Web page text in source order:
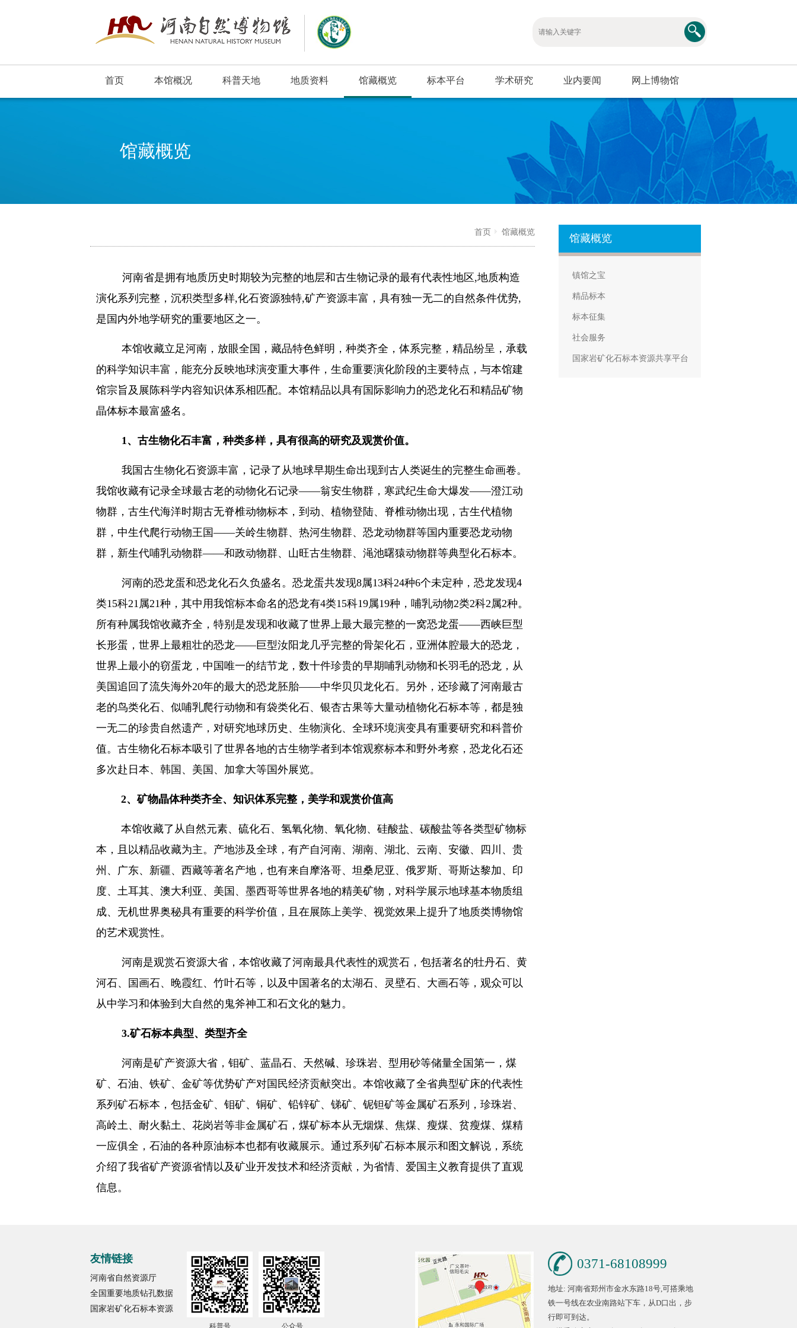
首页 本馆概况 科普天地 地质资料 馆藏概览 标本平台 学术研究 业内要闻 网上博物馆
馆藏概览
首页 馆藏概览
河南省是拥有地质历史时期较为完整的地层和古生物记录的最有代表性地区 ,地质构造
演化系列完整，沉积类型多样,化石资源独特,矿产资源丰富，具有独一无二的自然条件优势,
是国内外地学研究的重要地区之一。
本馆收藏立足河南，放眼全国，藏品特色鲜明，种类齐全，体系完整，精品纷呈，承载
的科学知识丰富，能充分反映地球演变重大事件，生命重要演化阶段的主要特点，与本馆建
馆宗旨及展陈科学内容知识体系相匹配。本馆精品以具有国际影响力的恐龙化石和精品矿物
晶体标本最富盛名。
1、古生物化石丰富，种类多样，具有很高的研究及观赏价值。
我国古生物化石资源丰富，记录了从地球早期生命出现到古人类诞生的完整生命画卷。
我馆收藏有记录全球最古老的动物化石记录——翁安生物群，寒武纪生命大爆发——澄江动
物群，古生代海洋时期古无脊椎动物标本，到动、植物登陆、脊椎动物出现，古生代植物
群，中生代爬行动物王国——关岭生物群、热河生物群、恐龙动物群等国内重要恐龙动物
群，新生代哺乳动物群——和政动物群、山旺古生物群、渑池曙猿动物群等典型化石标本。
河南的恐龙蛋和恐龙化石久负盛名。恐龙蛋共发现8属13科24种6个未定种，恐龙发现4
类15科21属21种，其中用我馆标本命名的恐龙有4类15科19属19种，哺乳动物2类2科2属2种。
所有种属我馆收藏齐全，特别是发现和收藏了世界上最大最完整的一窝恐龙蛋——西峡巨型
长形蛋，世界上最粗壮的恐龙——巨型汝阳龙几乎完整的骨架化石，亚洲体腔最大的恐龙，
世界上最小的窃蛋龙，中国唯一的结节龙，数十件珍贵的早期哺乳动物和长羽毛的恐龙，从
美国追回了流失海外20年的最大的恐龙胚胎——中华贝贝龙化石。另外，还珍藏了河南最古
老的鸟类化石、似哺乳爬行动物和有袋类化石、银杏古果等大量动植物化石标本等，都是独
一无二的珍贵自然遗产，对研究地球历史、生物演化、全球环境演变具有重要研究和科普价
值。古生物化石标本吸引了世界各地的古生物学者到本馆观察标本和野外考察，恐龙化石还
多次赴日本、韩国、美国、加拿大等国外展览。
2、矿物晶体种类齐全、知识体系完整，美学和观赏价值高
本馆收藏了从自然元素、硫化石、氢氧化物、氧化物、硅酸盐、碳酸盐等各类型矿物标
本，且以精品收藏为主。产地涉及全球，有产自河南、湖南、湖北、云南、安徽、四川、贵
州、广东、新疆、西藏等著名产地，也有来自摩洛哥、坦桑尼亚、俄罗斯、哥斯达黎加、印
度、土耳其、澳大利亚、美国、墨西哥等世界各地的精美矿物，对科学展示地球基本物质组
成、无机世界奥秘具有重要的科学价值，且在展陈上美学、视觉效果上提升了地质类博物馆
的艺术观赏性。
河南是观赏石资源大省，本馆收藏了河南最具代表性的观赏石，包括著名的牡丹石、黄
河石、国画石、晚霞红、竹叶石等，以及中国著名的太湖石、灵壁石、大画石等，观众可以
从中学习和体验到大自然的鬼斧神工和石文化的魅力。
3.矿石标本典型、类型齐全
河南是矿产资源大省，钼矿、蓝晶石、天然碱、珍珠岩、型用砂等储量全国第一，煤
矿、石油、铁矿、金矿等优势矿产对国民经济贡献突出。本馆收藏了全省典型矿床的代表性
系列矿石标本，包括金矿、钼矿、铜矿、铅锌矿、锑矿、铌钽矿等金属矿石系列，珍珠岩、
高岭土、耐火黏土、花岗岩等非金属矿石，煤矿标本从无烟煤、焦煤、瘦煤、贫瘦煤、煤精
一应俱全，石油的各种原油标本也都有收藏展示。通过系列矿石标本展示和图文解说，系统
介绍了我省矿产资源省情以及矿业开发技术和经济贡献，为省情、爱国主义教育提供了直观
信息。
馆藏概览
镇馆之宝
精品标本
标本征集
社会服务
国家岩矿化石标本资源共享平台
友情链接
河南省自然资源厅
全国重要地质钻孔数据
国家岩矿化石标本资源
科普号 公众号
0371-68108999
地址: 河南省郑州市金水东路18号,可搭乘地
铁一号线在农业南路站下车，从D口出，步
行即可到达。